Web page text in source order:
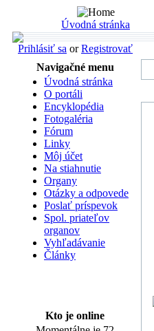
Úvodná stránka
Prihlásiť sa orRegistrovať
Navigačné menu
Úvodná stránka
O portáli
Encyklopédia
Fotogaléria
Fórum
Linky
Môj účet
Na stiahnutie
Organy
Otázky a odpovede
Poslať príspevok
Spol. priateľov
organov
Vyhľadávanie
Články
Kto je online